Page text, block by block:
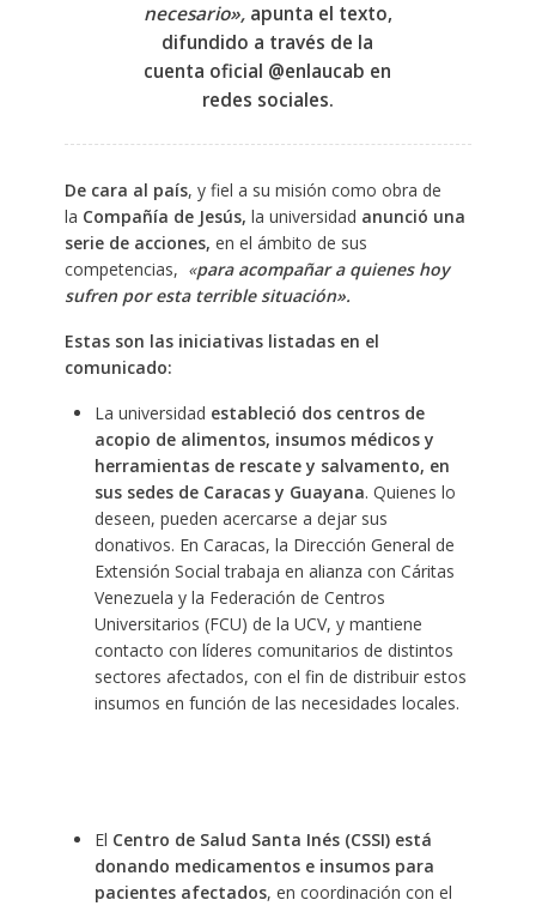
necesario»,apunta el texto,
difundido a través de la
cuenta oficial @enlaucab en
redes sociales.
De cara al país, y fiel a su misión como obra de
la Compañía de Jesús, la universidad anunció una
serie de acciones, en el ámbito de sus
competencias, «para acompañar a quienes hoy
sufren por esta terrible situación».
Estas son las iniciativas listadas en el
comunicado:
La universidad estableció dos centros de
acopio de alimentos, insumos médicos y
herramientas de rescate y salvamento, en
sus sedes de Caracas y Guayana. Quienes lo
deseen, pueden acercarse a dejar sus
donativos. En Caracas, la Dirección General de
Extensión Social trabaja en alianza con Cáritas
Venezuela y la Federación de Centros
Universitarios (FCU) de la UCV, y mantiene
contacto con líderes comunitarios de distintos
sectores afectados, con el fin de distribuir estos
insumos en función de las necesidades locales.
El Centro de Salud Santa Inés (CSSI) está
donando medicamentos e insumos para
pacientes afectados, en coordinación con el